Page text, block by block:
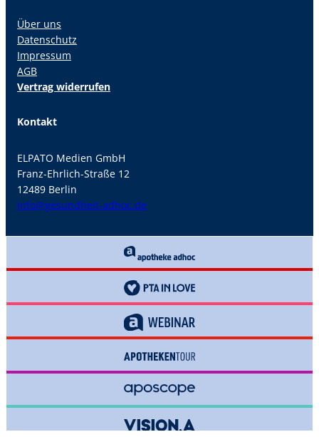
Über uns
Datenschutz
Impressum
AGB
Vertrag widerrufen
Kontakt
ELPATO Medien GmbH
Franz-Ehrlich-Straße 12
12489 Berlin
info@gesundheit-adhoc.de